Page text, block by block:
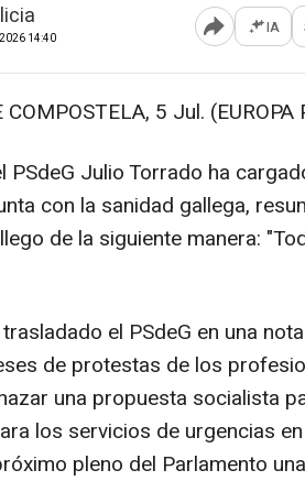
14:40 Abrir opciones
IA
5 Jul. (EUROPA
PSdeG Julio Torrado ha
con la sanidad gallega,
de la siguiente manera:
el PSdeG en una
de protestas de los
una propuesta socialista
los servicios de urgencias
pleno del Parlamento